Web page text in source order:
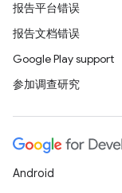
报告平台错误
报告文档错误
Google Play support
参加调查研究
Android